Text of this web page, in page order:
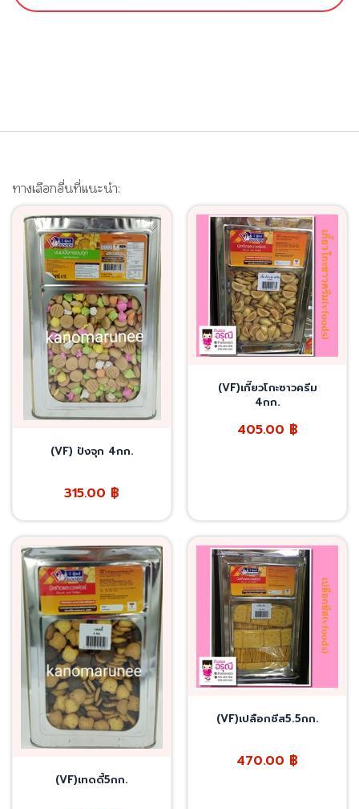
ทางเลือกอื่นที่แนะนำ:
(VF) ปังจุก 4กก.
315.00 ฿
(VF)เกี๊ยวโกะซาวครีม
4กก.
405.00 ฿
(VF)เทดดี้5กก.
(VF)เปลือกชีส5.5กก.
470.00 ฿